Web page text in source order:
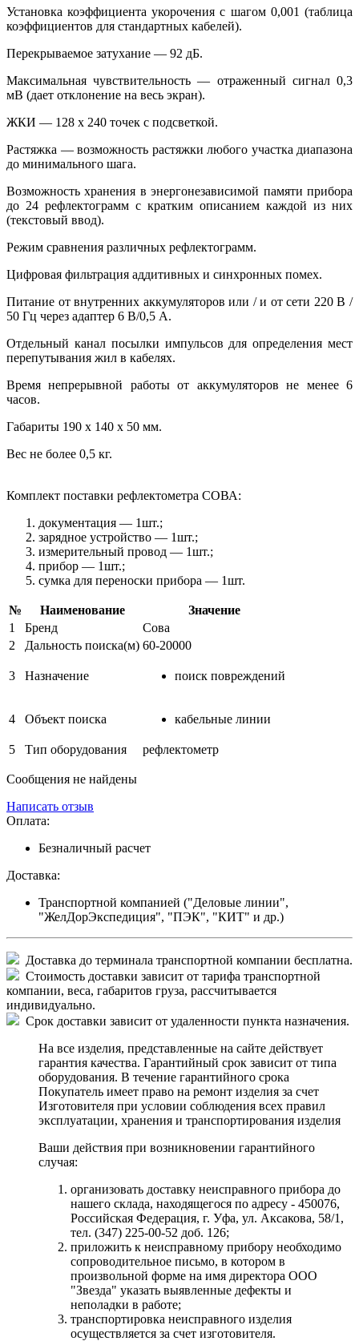
Установка коэффициента укорочения с шагом 0,001 (таблица
коэффициентов для стандартных кабелей).
Перекрываемое затухание — 92 дБ.
Максимальная чувствительность — отраженный сигнал 0,3
мВ (дает отклонение на весь экран).
ЖКИ — 128 х 240 точек с подсветкой.
Растяжка — возможность растяжки любого участка диапазона
до минимального шага.
Возможность хранения в энергонезависимой памяти прибора
до 24 рефлектограмм с кратким описанием каждой из них
(текстовый ввод).
Режим сравнения различных рефлектограмм.
Цифровая фильтрация аддитивных и синхронных помех.
Питание от внутренних аккумуляторов или / и от сети 220 В /
50 Гц через адаптер 6 В/0,5 А.
Отдельный канал посылки импульсов для определения мест
перепутывания жил в кабелях.
Время непрерывной работы от аккумуляторов не менее 6
часов.
Габариты 190 х 140 х 50 мм.
Вес не более 0,5 кг.
Комплект поставки рефлектометра СОВА:
документация — 1шт.;
зарядное устройство — 1шт.;
измерительный провод — 1шт.;
прибор — 1шт.;
сумка для переноски прибора — 1шт.
№ Наименование
Значение
1
Бренд
Сова
2
Дальность поиска(м) 60-20000
3 Назначение поиск повреждений
4 Объект поиска кабельные линии
5 Тип оборудования рефлектометр
Сообщения не найдены
Написать отзыв
Оплата:
Безналичный расчет
Доставка:
Транспортной компанией ("Деловые линии",
"ЖелДорЭкспедиция", "ПЭК", "КИТ" и др.)
Доставка до терминала транспортной компании бесплатна.
Стоимость доставки зависит от тарифа транспортной
компании, веса, габаритов груза, рассчитывается
индивидуально.
Срок доставки зависит от удаленности пункта назначения.
На все изделия, представленные на сайте действует
гарантия качества. Гарантийный срок зависит от типа
оборудования. В течение гарантийного срока
Покупатель имеет право на ремонт изделия за счет
Изготовителя при условии соблюдения всех правил
эксплуатации, хранения и транспортирования изделия
Ваши действия при возникновении гарантийного
случая:
организовать доставку неисправного прибора до
нашего склада, находящегося по адресу - 450076,
Российская Федерация, г. Уфа, ул. Аксакова, 58/1,
тел. (347) 225-00-52 доб. 126;
приложить к неисправному прибору необходимо
сопроводительное письмо, в котором в
произвольной форме на имя директора ООО
"Звезда" указать выявленные дефекты и
неполадки в работе;
транспортировка неисправного изделия
осуществляется за счет изготовителя.